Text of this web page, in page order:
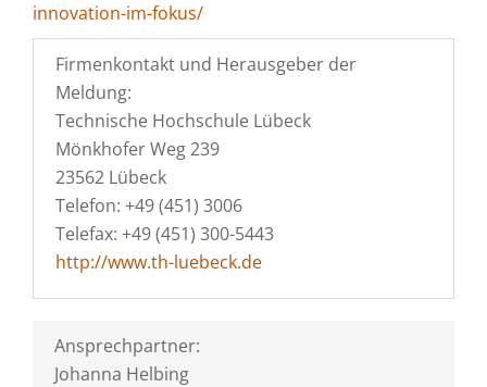
innovation-im-fokus/
Firmenkontakt und Herausgeber der
Meldung:
Technische Hochschule Lübeck
Mönkhofer Weg 239
23562 Lübeck
Telefon: +49 (451) 3006
Telefax: +49 (451) 300-5443
http://www.th-luebeck.de
Ansprechpartner:
Johanna Helbing